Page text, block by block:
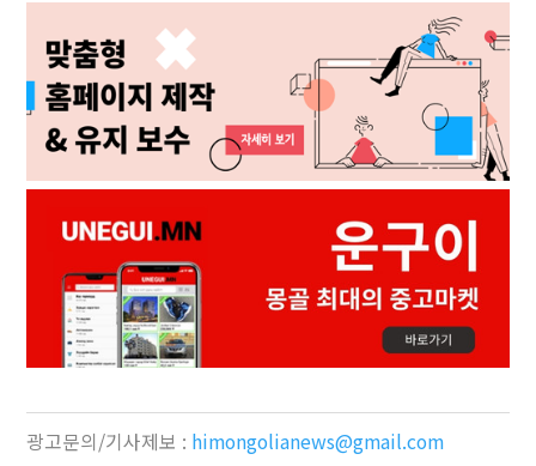
광고문의/기사제보 : himongolianews@gmail.com